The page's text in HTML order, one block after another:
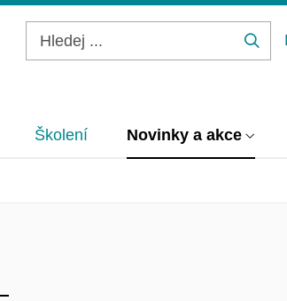
Školení Novinky a akce